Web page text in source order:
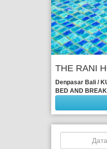
THE RANI
Denpasar Bali /
BED AND